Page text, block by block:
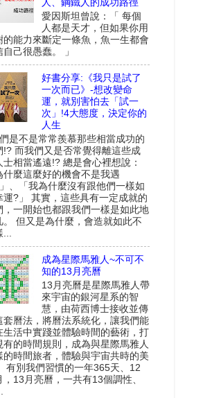
人、鋼鐵人的成功路徑
愛因斯坦曾說：「 每個
人都是天才，但如果你用
的能力來斷定一條魚，魚一生都會
自己很愚蠢。 」
好書分享:《我只是試了
一次而已》-想改變命
運，就別害怕去「試一
次」!4大態度，決定你的
人生
是不是常常羨慕那些相當成功的
!? 而我們又是否常覺得離這些成
士相當遙遠!? 總是會心裡想說：
什麼這麼好的機會不是我遇
、「我為什麼沒有跟他們一樣如
運?」 其實，這些具有一定成就的
，一開始也都跟我們一樣是如此地
。 但又是為什麼，會造就如此不
...
成為星際馬雅人~不可不
知的13月亮曆
13月亮曆是星際馬雅人帶
來宇宙的銀河星系的智
慧，由荷西博士接收並傳
套曆法，將曆法系統化，讓我們能
生活中實踐並體驗時間的藝術，打
有的時間規則，成為與星際馬雅人
的時間旅者，體驗與宇宙共時的美
有別我們習慣的一年365天、12
，13月亮曆，一共有13個調性、